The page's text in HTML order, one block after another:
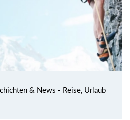
& News - Reise, Urlaub